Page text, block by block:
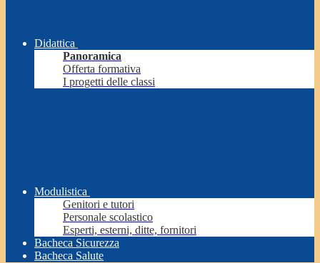
Didattica
Panoramica
Offerta formativa
I progetti delle classi
Modulistica
Genitori e tutori
Personale scolastico
Esperti, esterni, ditte, fornitori
Bacheca Sicurezza
Bacheca Salute